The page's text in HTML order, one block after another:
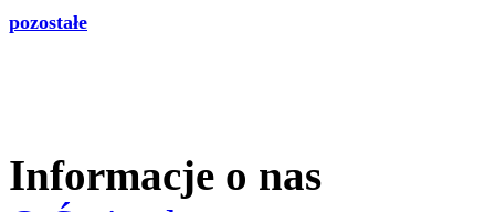
pozostałe
Informacje o nas